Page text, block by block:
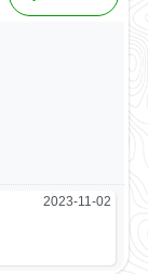
2023-11-02